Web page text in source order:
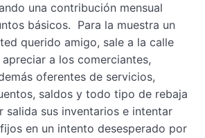
una contribución mensual
básicos. Para la muestra un
querido amigo, sale a la calle
a los comerciantes,
oferentes de servicios,
saldos y todo tipo de rebaja
salida sus inventarios e intentar
en un intento desesperado por